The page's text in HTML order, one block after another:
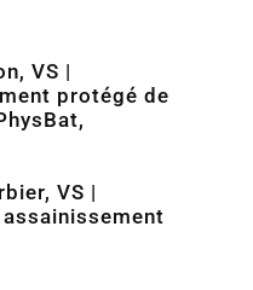
VS |
protégé de
VS |